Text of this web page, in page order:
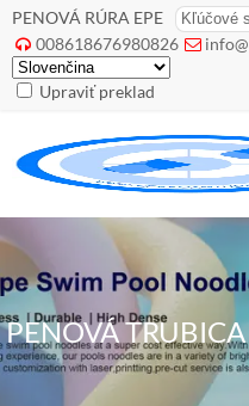
PENOVÁ RÚRA EPE
 008618676980826 
Upraviť preklad
PENOVÁ TRUBICA